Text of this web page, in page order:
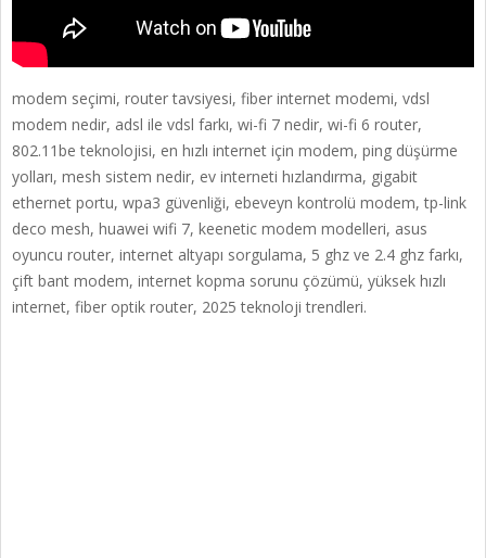
modem seçimi, router tavsiyesi, fiber internet modemi, vdsl
modem nedir, adsl ile vdsl farkı, wi-fi 7 nedir, wi-fi 6 router,
802.11be teknolojisi, en hızlı internet için modem, ping düşürme
yolları, mesh sistem nedir, ev interneti hızlandırma, gigabit
ethernet portu, wpa3 güvenliği, ebeveyn kontrolü modem, tp-link
deco mesh, huawei wifi 7, keenetic modem modelleri, asus
oyuncu router, internet altyapı sorgulama, 5 ghz ve 2.4 ghz farkı,
çift bant modem, internet kopma sorunu çözümü, yüksek hızlı
internet, fiber optik router, 2025 teknoloji trendleri.